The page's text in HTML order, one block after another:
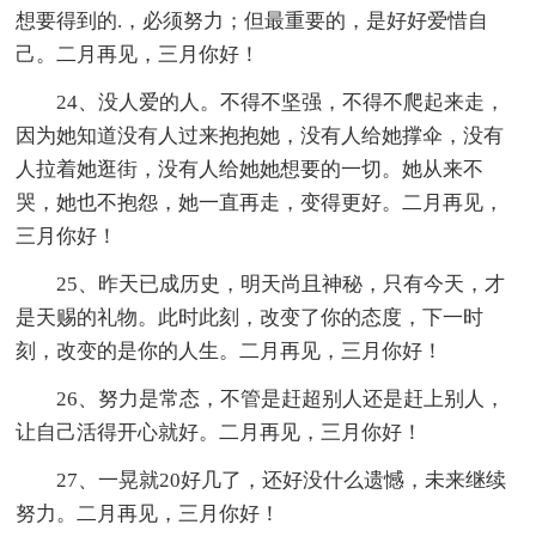
想要得到的.，必须努力；但最重要的，是好好爱惜自
己。二月再见，三月你好！
24、没人爱的人。不得不坚强，不得不爬起来走，
因为她知道没有人过来抱抱她，没有人给她撑伞，没有
人拉着她逛街，没有人给她她想要的一切。她从来不
哭，她也不抱怨，她一直再走，变得更好。二月再见，
三月你好！
25、昨天已成历史，明天尚且神秘，只有今天，才
是天赐的礼物。此时此刻，改变了你的态度，下一时
刻，改变的是你的人生。二月再见，三月你好！
26、努力是常态，不管是赶超别人还是赶上别人，
让自己活得开心就好。二月再见，三月你好！
27、一晃就20好几了，还好没什么遗憾，未来继续
努力。二月再见，三月你好！